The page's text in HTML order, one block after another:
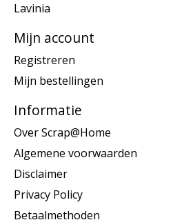
Lavinia
Mijn account
Registreren
Mijn bestellingen
Informatie
Over Scrap@Home
Algemene voorwaarden
Disclaimer
Privacy Policy
Betaalmethoden